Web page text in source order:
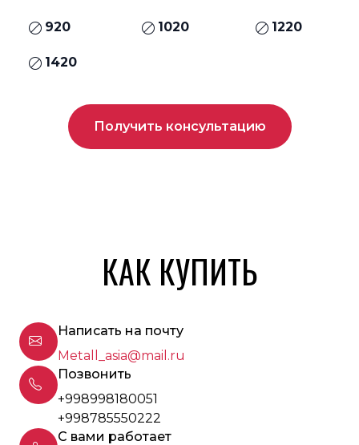
920 1020 1220
1420
Получить консультацию
КАК КУПИТЬ
Написать на почту
Metall_asia@mail.ru
Позвонить
+998998180051
+998785550222
С вами работает